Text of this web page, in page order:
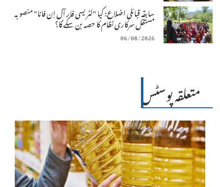
سابقہ قبائلی اضلاع: کیا "لٹریسی فار آل اِن فاٹا" منصوبہ
مستقل سرکاری نظام کا حصہ بن سکے گا؟
06/08/2026
متعلقہ پوسٹس